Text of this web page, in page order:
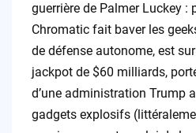
guerrière de Palmer Luckey :
Chromatic fait baver les
de défense autonome, est
jackpot de $60 milliards,
d’une administration Trump
gadgets explosifs